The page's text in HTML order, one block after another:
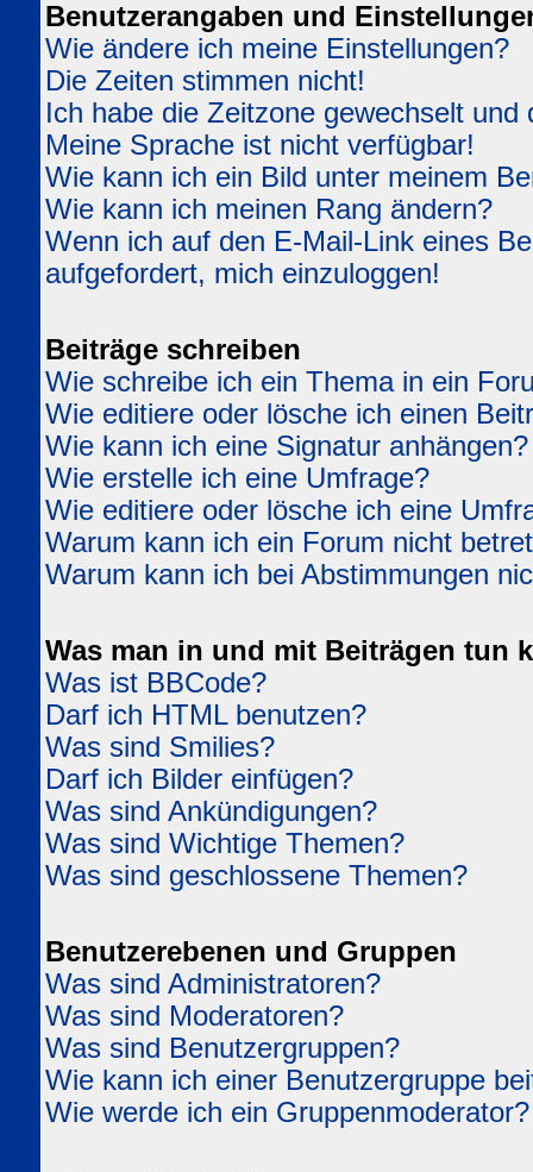
Benutzerangaben und
Wie ändere ich meine Einstellungen?
Die Zeiten stimmen nicht!
Ich habe die Zeitzone gewechselt
Meine Sprache ist nicht verfügbar!
Wie kann ich ein Bild unter meinem
Wie kann ich meinen Rang ändern?
Wenn ich auf den E-Mail-Link eines
aufgefordert, mich einzuloggen!
Beiträge schreiben
Wie schreibe ich ein Thema in ein
Wie editiere oder lösche ich einen
Wie kann ich eine Signatur anhängen?
Wie erstelle ich eine Umfrage?
Wie editiere oder lösche ich eine
Warum kann ich ein Forum nicht
Warum kann ich bei Abstimmungen
Was man in und mit Beiträgen tun
Was ist BBCode?
Darf ich HTML benutzen?
Was sind Smilies?
Darf ich Bilder einfügen?
Was sind Ankündigungen?
Was sind Wichtige Themen?
Was sind geschlossene Themen?
Benutzerebenen und Gruppen
Was sind Administratoren?
Was sind Moderatoren?
Was sind Benutzergruppen?
Wie kann ich einer Benutzergruppe
Wie werde ich ein Gruppenmoderator?